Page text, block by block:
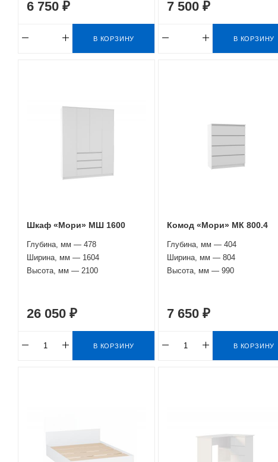
Шкаф «Мори» МШ 1600
Глубина, мм — 478
Ширина, мм — 1604
Высота, мм — 2100
26 050 ₽
В КОРЗИНУ
6 750 ₽
В КОРЗИНУ
Комод «Мори» МК 800.4
Глубина, мм — 404
Ширина, мм — 804
Высота, мм — 990
7 650 ₽
В КОРЗИНУ
7 500 ₽
В КОРЗИНУ